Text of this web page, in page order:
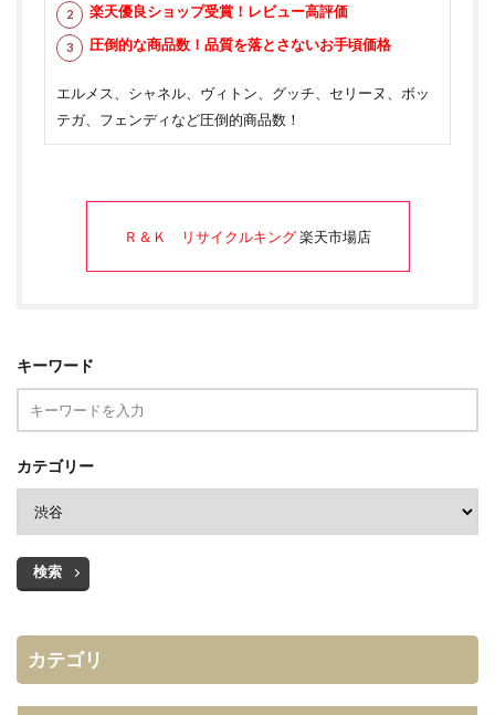
楽天優良ショップ受賞！レビュー高評価
圧倒的な商品数！品質を落とさないお手頃価格
エルメス、シャネル、ヴィトン、グッチ、セリーヌ、ボッ
テガ、フェンディなど圧倒的商品数！
Ｒ＆Ｋ リサイクルキング楽天市場店
キーワード
カテゴリー
検索
カテゴリ